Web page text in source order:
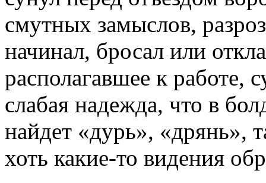
смутных замыслов,
начинал, бросал или
располагавшее к работе,
слабая надежда, что в
найдет «дурь», «дрянь»,
хоть какие-то видения